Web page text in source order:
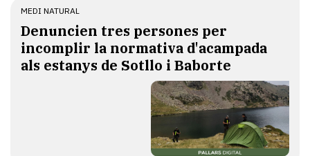
MEDI NATURAL
Denuncien tres persones per
incomplir la normativa d'acampada
als estanys de Sotllo i Baborte